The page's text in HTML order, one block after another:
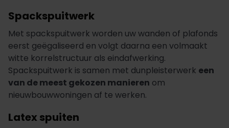
Spackspuitwerk
Met spackspuitwerk worden uw wanden of plafonds
eerst geëgaliseerd en volgt daarna een volmaakt
witte korrelstructuur als eindafwerking.
Spackspuitwerk is samen met dunpleisterwerk een
van de meest gekozen manieren om
nieuwbouwwoningen af te werken.
Latex spuiten